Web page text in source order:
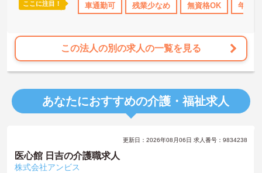
研修制度あり 産休･育休･介護休暇取得実績あり 社会保険完備
ここに注目！ 車通勤可 残業少なめ 無資格OK 年間
この法人の別の求人の一覧を見る
あなたにおすすめの介護・福祉求人
更新日：2026年08月06日 求人番号：9834238
医心館 日吉の介護職求人
株式会社アンビス